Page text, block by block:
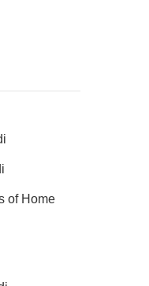
of Home